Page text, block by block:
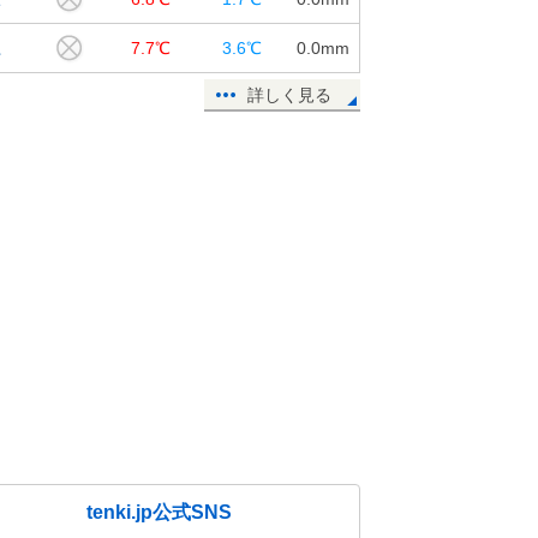
7.7℃ 3.6℃ 0.0mm
詳しく見る
tenki.jp公式SNS